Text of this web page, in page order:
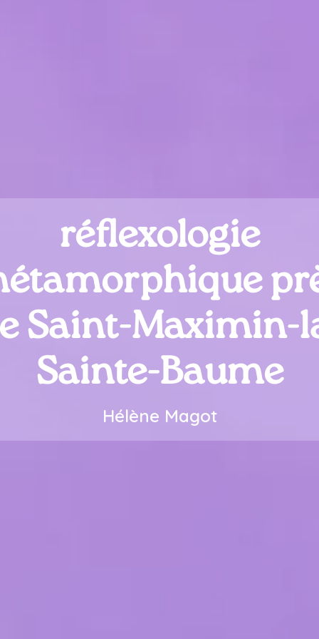
réflexologie
Saint-Maximin-
Sainte-Baume
Hélène Magot